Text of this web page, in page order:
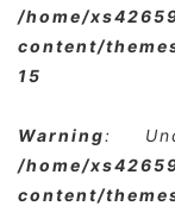
/home/
content/
15
Warning:
/home/
content/